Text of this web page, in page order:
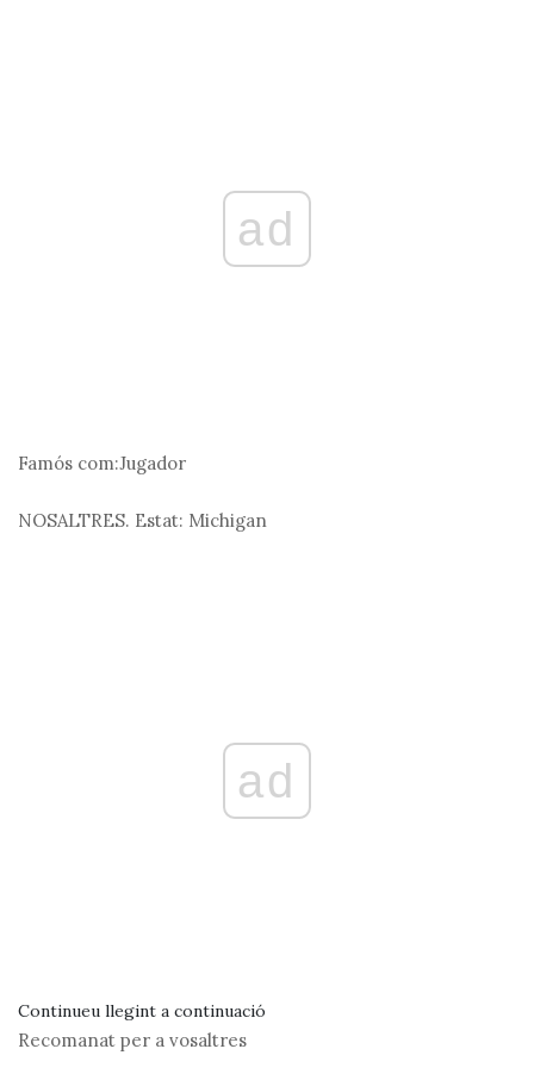
ad
Famós com:Jugador
NOSALTRES. Estat: Michigan
ad
Continueu llegint a continuació
Recomanat per a vosaltres